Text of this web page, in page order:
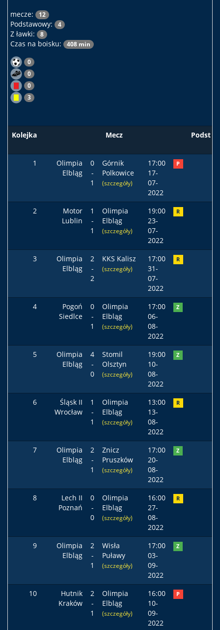
mecze: 12
Podstawowy: 4
Z ławki: 8
Czas na boisku: 408 min
0
0
0
3
Kolejka Mecz
Podst
1
Olimpia
Elbląg
0
-
1
Górnik
Polkowice
(szczegóły)
17:00
17-
07-
2022
P
2
Motor
Lublin
1
-
1
Olimpia
Elbląg
(szczegóły)
19:00
23-
07-
2022
R
3
Olimpia
Elbląg
2
-
2
KKS Kalisz
(szczegóły)
17:00
31-
07-
2022
R
4
Pogoń
Siedlce
0
-
1
Olimpia
Elbląg
(szczegóły)
17:00
06-
08-
2022
Z
5
Olimpia
Elbląg
4
-
0
Stomil
Olsztyn
(szczegóły)
19:00
10-
08-
2022
Z
6
Śląsk II
Wrocław
1
-
1
Olimpia
Elbląg
(szczegóły)
13:00
13-
08-
2022
R
7
Olimpia
Elbląg
2
-
1
Znicz
Pruszków
(szczegóły)
17:00
20-
08-
2022
Z
8
Lech II
Poznań
0
-
0
Olimpia
Elbląg
(szczegóły)
16:00
27-
08-
2022
R
9
Olimpia
Elbląg
2
-
1
Wisła
Puławy
(szczegóły)
17:00
03-
09-
2022
Z
10
Hutnik
Kraków
2
-
1
Olimpia
Elbląg
(szczegóły)
16:00
10-
09-
2022
P